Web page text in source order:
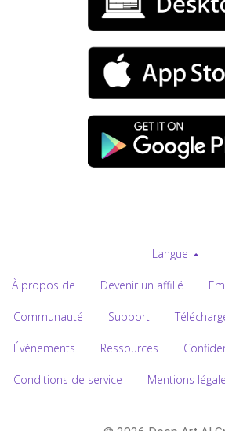
Langue
À propos de Devenir un affilié
Communauté Support
Événements Ressources
Conditions de service Mentions